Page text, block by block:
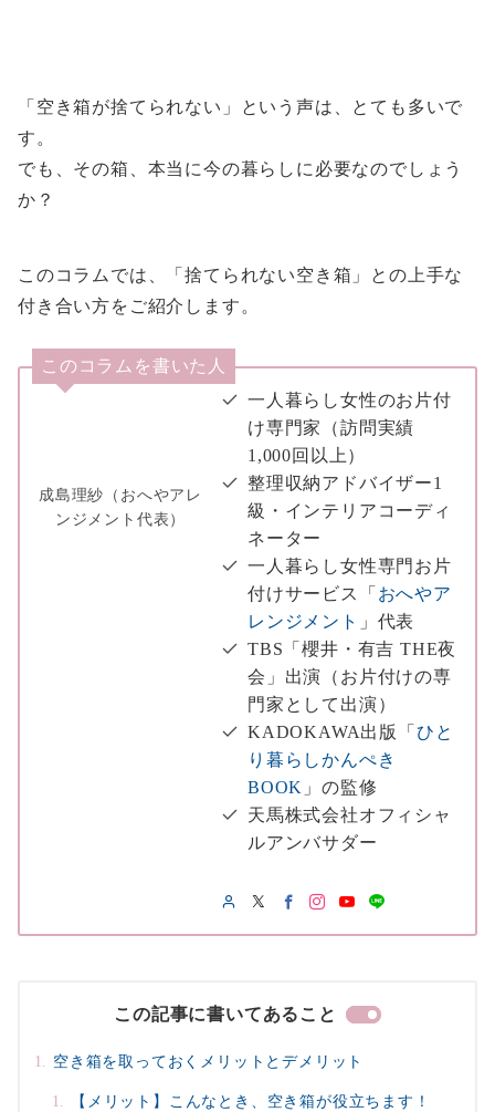
「空き箱が捨てられない」という声は、とても多いで
す。
でも、その箱、本当に今の暮らしに必要なのでしょう
か？
このコラムでは、「捨てられない空き箱」との上手な
付き合い方をご紹介します。
このコラムを書いた人
成島理紗（おへやアレ
ンジメント代表）
一人暮らし女性のお片付
け専門家（訪問実績
1,000回以上）
整理収納アドバイザー1
級・インテリアコーディ
ネーター
一人暮らし女性専門お片
付けサービス「 おへやア
レンジメント
」代表
TBS「櫻井・有吉 THE夜
会」出演（お片付けの専
門家として出演）
KADOKAWA出版「 ひと
り暮らしかんぺき
BOOK 」の監修
天馬株式会社オフィシャ
ルアンバサダー
この記事に書いてあること
空き箱を取っておくメリットとデメリット
【メリット】こんなとき、空き箱が役立ちます！